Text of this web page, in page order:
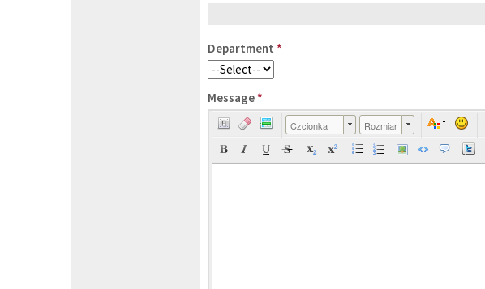
Department *
Message *
Czcionka Rozmiar